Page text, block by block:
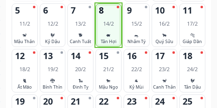
5
11/2
🐒
Mậu Thân
6
12/2
🐓
Kỷ Dậu
7
13/2
🐕
Canh Tuất
8
14/2
🐖
Tân Hợi
9
15/2
🐀
Nhâm Tý
10
16/2
🐂
Quý Sửu
11
17/2
🐅
Giáp Dần
12
18/2
🐈
Ất Mão
13
19/2
🐉
Bính Thìn
14
20/2
🐍
Đinh Tỵ
15
21/2
🐎
Mậu Ngọ
16
22/2
🐐
Kỷ Mùi
17
23/2
🐒
Canh Thân
18
24/2
🐓
Tân Dậu
19 20 21 22 23 24 25